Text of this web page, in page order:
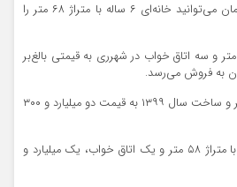
با دو میلیارد و ۲۰۰ میلیون تومان می‌توانید خانه‌ای ۶ ساله با متراژ ۶۸ متر را
آپارتمانی نوساز با زیربنای ۱۵۶ متر و سه اتاق خواب در شهرری به قیمتی بالغ‌بر
آپارتمان دیگری با متراژ ۸۵ متر و ساخت سال ۱۳۹۹ به قیمت دو میلیارد و ۳۰۰
واحد نوساز دیگری در شهرری با متراژ ۵۸ متر و یک اتاق خواب، یک میلیارد و